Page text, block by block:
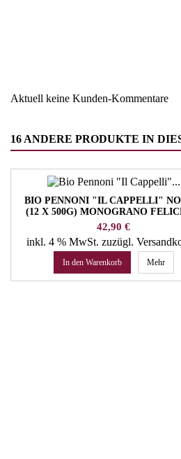
Aktuell keine Kunden-Kommentare
16 ANDERE PRODUKTE IN
BIO PENNONI "IL CAPPELLI"
(12 X 500G) MONOGRANO
PASTA
Preis
42,90 €
inkl. 4 % MwSt. zuzügl.
In den Warenkorb Mehr